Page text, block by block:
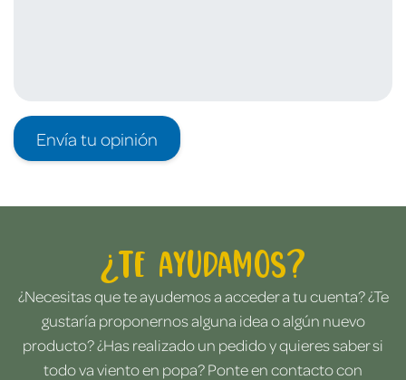
Envía tu opinión
¿Te ayudamos?
¿Necesitas que te ayudemos a acceder a tu cuenta? ¿Te
gustaría proponernos alguna idea o algún nuevo
producto? ¿Has realizado un pedido y quieres saber si
todo va viento en popa? Ponte en contacto con